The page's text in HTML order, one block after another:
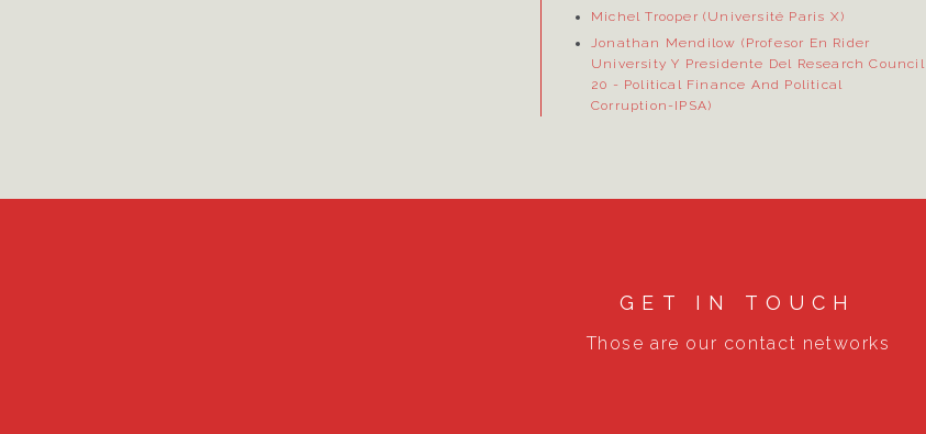
Michel Trooper (Université Paris X)
Jonathan Mendilow (Profesor En Rider
University Y Presidente Del Research Council
20 - Political Finance And Political
Corruption-IPSA)
GET IN TOUCH
Those are our contact networks